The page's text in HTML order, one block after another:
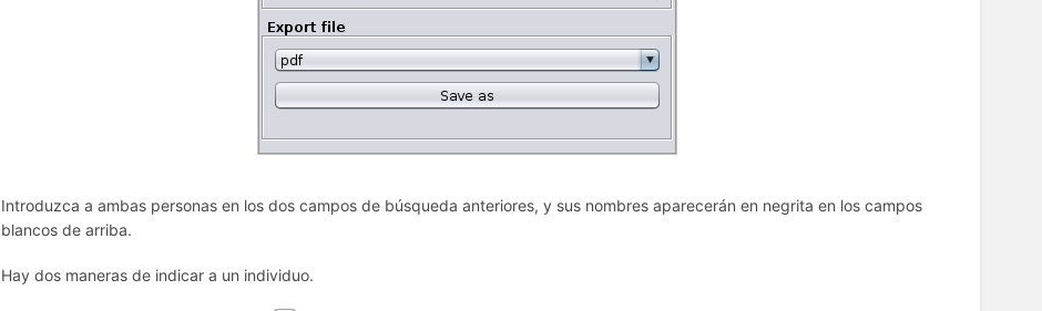
Introduzca a ambas personas en los dos campos de búsqueda anteriores, y sus nombres aparecerán en negrita en los campos
blancos de arriba.
Hay dos maneras de indicar a un individuo.